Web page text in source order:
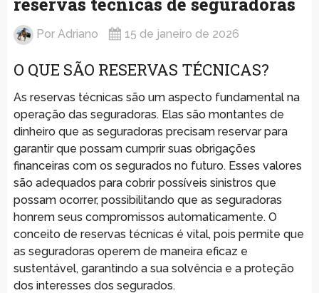
Por Adriano 15 de janeiro de 2026
O QUE SÃO RESERVAS TÉCNICAS?
As reservas técnicas são um aspecto fundamental na
operação das seguradoras. Elas são montantes de
dinheiro que as seguradoras precisam reservar para
garantir que possam cumprir suas obrigações
financeiras com os segurados no futuro. Esses valores
são adequados para cobrir possíveis sinistros que
possam ocorrer, possibilitando que as seguradoras
honrem seus compromissos automaticamente. O
conceito de reservas técnicas é vital, pois permite que
as seguradoras operem de maneira eficaz e
sustentável, garantindo a sua solvência e a proteção
dos interesses dos segurados.